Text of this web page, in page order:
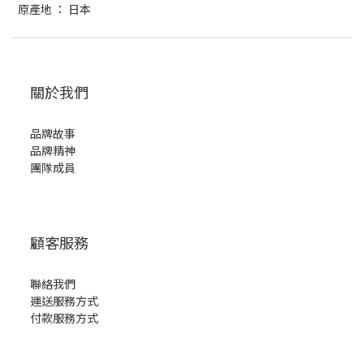
原產地 ： 日本
關於我們
品牌故事
品牌精神
團隊成員
顧客服務
聯絡我們
運送服務方式
付款服務方式